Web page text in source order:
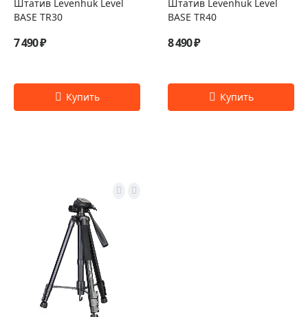
Штатив Levenhuk Level
BASE TR30
7 490 ₽
Штатив Levenhuk Level
BASE TR40
8 490 ₽